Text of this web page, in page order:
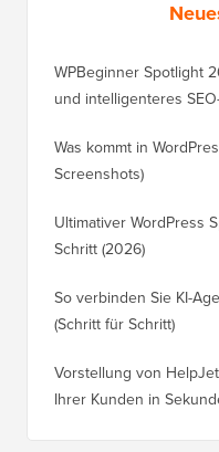
WPBeginner Spotlight
und intelligenteres
Was kommt in
Screenshots)
Ultimativer WordPress
Schritt (2026)
So verbinden Sie KI-
(Schritt für Schritt)
Vorstellung von
Ihrer Kunden in